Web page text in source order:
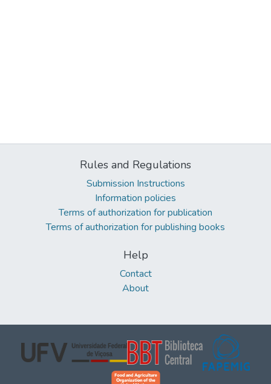
Rules and Regulations
Submission Instructions
Information policies
Terms of authorization for publication
Terms of authorization for publishing books
Help
Contact
About